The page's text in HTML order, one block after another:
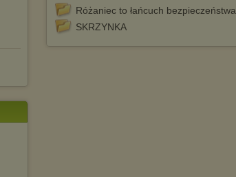
Różaniec to łańcuch bezpieczeństwa
SKRZYNKA